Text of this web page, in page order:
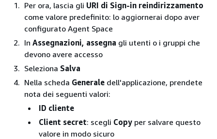
Per ora, lascia gli URI di Sign-in reindirizzamento
come valore predefinito: lo aggiornerai dopo aver
configurato Agent Space
In Assegnazioni, assegna gli utenti o i gruppi che
devono avere accesso
Seleziona Salva
Nella scheda Generale dell'applicazione, prendete
nota dei seguenti valori:
ID cliente
Client secret: scegli Copy per salvare questo
valore in modo sicuro